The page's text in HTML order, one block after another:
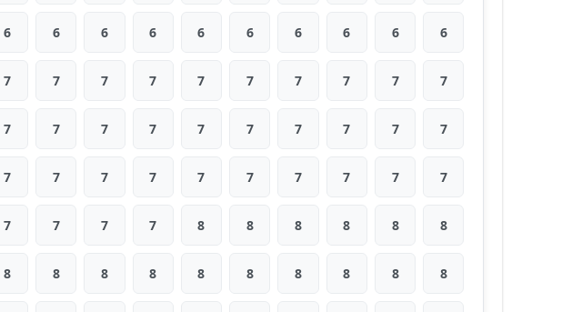
6 6 6 6 6 6 6 6 6 6
7 7 7 7 7 7 7 7 7 7
7 7 7 7 7 7 7 7 7 7
7 7 7 7 7 7 7 7 7 7
7 7 7 7 8 8 8 8 8 8
8 8 8 8 8 8 8 8 8 8